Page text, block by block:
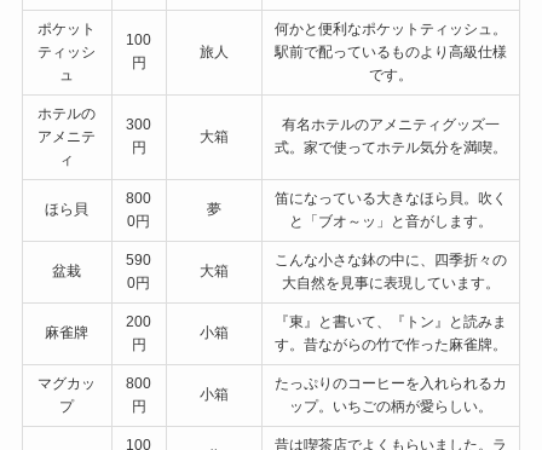
ポケット
ティッシ
ュ
100
円
旅人
何かと便利なポケットティッシュ。
駅前で配っているものより高級仕様
です。
ホテルの
アメニテ
ィ
300
円
大箱
有名ホテルのアメニティグッズ一
式。家で使ってホテル気分を満喫。
ほら貝
800
0円
夢
笛になっている大きなほら貝。吹く
と「ブオ～ッ」と音がします。
盆栽
590
0円
大箱
こんな小さな鉢の中に、四季折々の
大自然を見事に表現しています。
麻雀牌
200
円
小箱
『東』と書いて、『トン』と読みま
す。昔ながらの竹で作った麻雀牌。
マグカッ
プ
800
円
小箱
たっぷりのコーヒーを入れられるカ
ップ。いちごの柄が愛らしい。
100 昔は喫茶店でよくもらいました。ラ